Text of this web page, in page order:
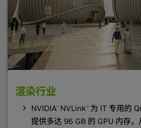
渲染行业
NVIDIA® NVLink™
为 IT 专用的
提供多达 96 GB 的 GPU 内存